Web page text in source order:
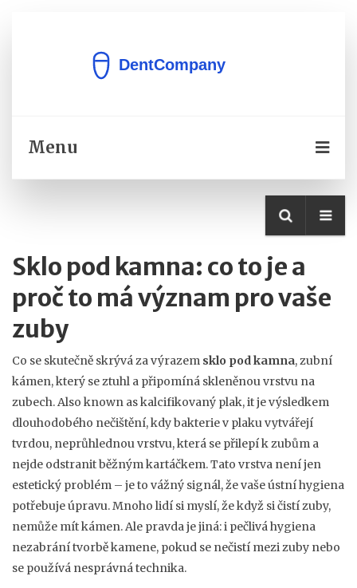
Menu
Sklo pod kamna: co to je a
proč to má význam pro vaše
zuby
Co se skutečně skrývá za výrazem sklo pod kamna,zubní
kámen, který se ztuhl a připomíná skleněnou vrstvu na
zubech. Also known askalcifikovaný plak, it je výsledkem
dlouhodobého nečištění, kdy bakterie v plaku vytvářejí
tvrdou, neprůhlednou vrstvu, která se přilepí k zubům a
nejde odstranit běžným kartáčkem.Tato vrstva není jen
estetický problém – je to vážný signál, že vaše ústní hygiena
potřebuje úpravu. Mnoho lidí si myslí, že když si čistí zuby,
nemůže mít kámen. Ale pravda je jiná: i pečlivá hygiena
nezabrání tvorbě kamene, pokud se nečistí mezi zuby nebo
se používá nesprávná technika.